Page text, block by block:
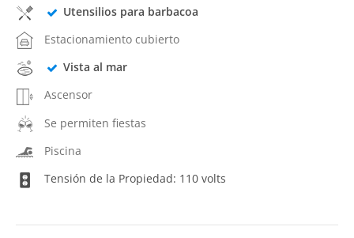
Utensilios para barbacoa
Estacionamiento cubierto
Vista al mar
Ascensor
Se permiten fiestas
Piscina
Tensión de la Propiedad: 110 volts